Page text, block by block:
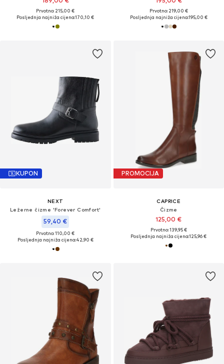
Prvotno: 215,00 €
Posljednja najniža cijena:170,10 €
Prvotno: 219,00 €
Posljednja najniža cijena:195,00 €
KUPON
NEXT
Ležerne čizme 'Forever Comfort'
59,40 €
Prvotno: 110,00 €
Posljednja najniža cijena:42,90 €
PROMOCIJA
CAPRICE
Čizme
125,00 €
Prvotno: 139,95 €
Posljednja najniža cijena:125,96 €